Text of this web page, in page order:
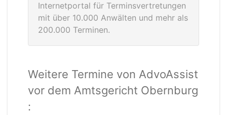
Internetportal für Terminsvertretungen
mit über 10.000 Anwälten und mehr als
200.000 Terminen.
Weitere Termine von AdvoAssist
vor dem Amtsgericht Obernburg
: